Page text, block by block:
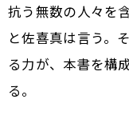
抗う無数の人々を
と佐喜真は言う。
る力が、本書を構
る。